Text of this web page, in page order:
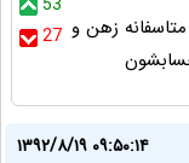
27 زهن و
۱۳۹۲/۸/۱۹ ۰۹:۵۰:۱۴